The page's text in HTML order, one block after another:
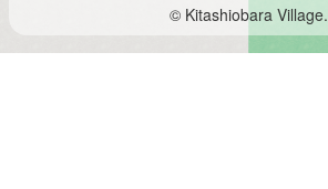
© Kitashiobara Village.